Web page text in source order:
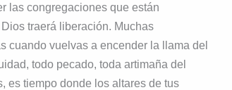
las congregaciones que están
traerá liberación. Muchas
cuando vuelvas a encender la llama del
todo pecado, toda artimaña del
es tiempo donde los altares de tus